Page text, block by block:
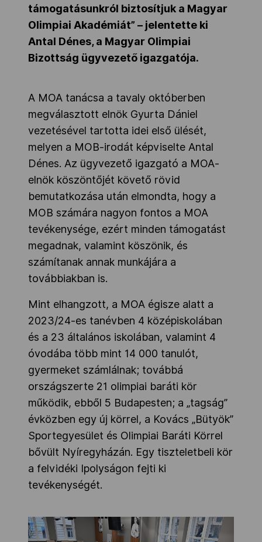
támogatásunkról biztosítjuk a Magyar
Olimpiai Akadémiát” – jelentette ki
Antal Dénes, a Magyar Olimpiai
Bizottság ügyvezető igazgatója.
A MOA tanácsa a tavaly októberben
megválasztott elnök Gyurta Dániel
vezetésével tartotta idei első ülését,
melyen a MOB-irodát képviselte Antal
Dénes. Az ügyvezető igazgató a MOA-
elnök köszöntőjét követő rövid
bemutatkozása után elmondta, hogy a
MOB számára nagyon fontos a MOA
tevékenysége, ezért minden támogatást
megadnak, valamint köszönik, és
számítanak annak munkájára a
továbbiakban is.
Mint elhangzott, a MOA égisze alatt a
2023/24-es tanévben 4 középiskolában
és a 23 általános iskolában, valamint 4
óvodába több mint 14 000 tanulót,
gyermeket számlálnak; továbbá
országszerte 21 olimpiai baráti kör
működik, ebből 5 Budapesten; a „tagság”
évközben egy új körrel, a Kovács „Bütyök”
Sportegyesület és Olimpiai Baráti Körrel
bővült Nyíregyházán. Egy tiszteletbeli kör
a felvidéki Ipolyságon fejti ki
tevékenységét.